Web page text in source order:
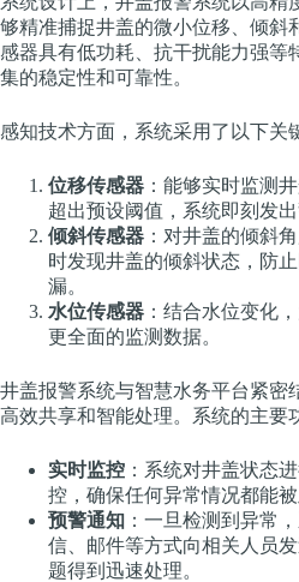
够精准捕捉井盖的微小位移、倾斜
感器具有低功耗、抗干扰能力强等
集的稳定性和可靠性。
感知技术方面，系统采用了以下关
位移传感器 ：能够实时监测
超出预设阈值，系统即刻发出
倾斜传感器 ：对井盖的倾斜
时发现井盖的倾斜状态，防
漏。
水位传感器 ：结合水位变化
更全面的监测数据。
井盖报警系统与智慧水务平台紧密
高效共享和智能处理。系统的主要
实时监控 ：系统对井盖状态
控，确保任何异常情况都能被
预警通知 ：一旦检测到异常
信、邮件等方式向相关人员
题得到迅速处理。